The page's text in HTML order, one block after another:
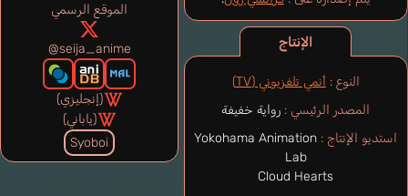
الإنتاج
النوع :أنمي تلفزيوني (TV)
المصدر الرئيسي : رواية خفيفة
استديو الإنتاج : Yokohama Animation
Lab
Cloud Hearts
الموقع الرسمي
@seija_anime
(إنجليزي)
(ياباني)
Syoboi